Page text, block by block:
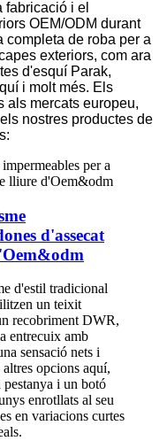
fabricació i el
OEM/ODM durant
completa de roba per a
exteriors, com ara
d'esquí Parak,
i molt més. Els
als mercats europeu,
nostres productes de
d'assecat
d'estil tradicional
un teixit
recobriment DWR,
entrecuix amb
sensació nets i
opcions aquí,
pestanya i un botó
enrotllats al seu
en variacions curtes